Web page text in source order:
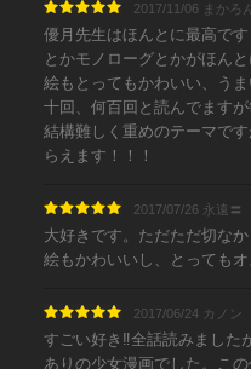
2017/11/06 まかろん
優月先生はほんとに最高で
とかモノローグとかがほん
絵もとってもかわいい、う
十回、何百回と読んでます
結構難しく重めのテーマで
らえます！！！
2017/07/26 永遠〓
大好きです。ただただ切な
絵もかわいいし、とってもオ
2017/06/24 カノン
すごい好き‼︎全話読みました
ありの少女漫画でした。こ